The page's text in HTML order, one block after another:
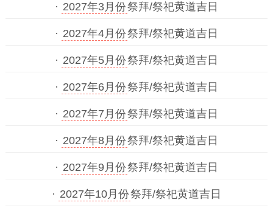
· 2027年3月份祭拜/祭祀黄道吉日
· 2027年4月份祭拜/祭祀黄道吉日
· 2027年5月份祭拜/祭祀黄道吉日
· 2027年6月份祭拜/祭祀黄道吉日
· 2027年7月份祭拜/祭祀黄道吉日
· 2027年8月份祭拜/祭祀黄道吉日
· 2027年9月份祭拜/祭祀黄道吉日
· 2027年10月份祭拜/祭祀黄道吉日